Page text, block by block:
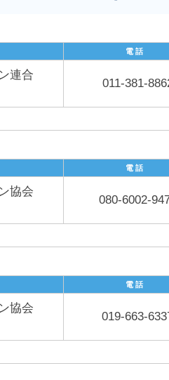
電 話
連合
011-381-
電 話
協会
080-6002-
電 話
協会
019-663-